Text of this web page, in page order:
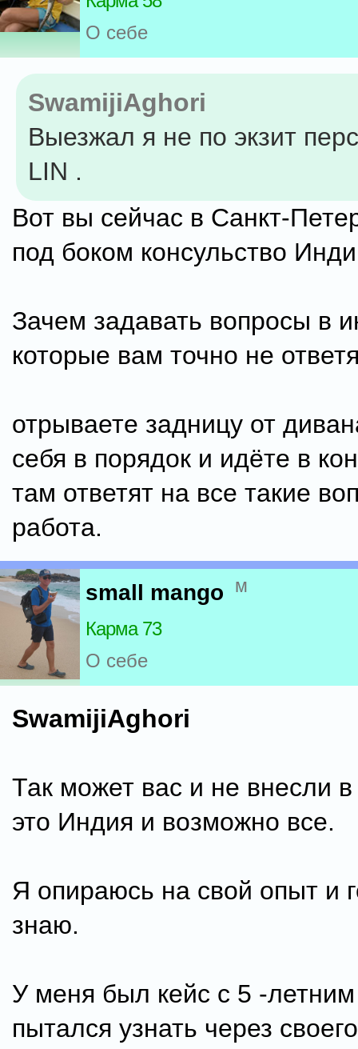
О себе
SwamijiAghori
Выезжал я не по экзит
LIN .
Вот вы сейчас в Санкт-
под боком консульство
Зачем задавать вопросы в
которые вам точно не
отрываете задницу от
себя в порядок и идёте в
там ответят на все такие
работа.
small mango м
Карма 73
О себе
SwamijiAghori
Так может вас и не внесли в
это Индия и возможно все.
Я опираюсь на свой опыт и
знаю.
У меня был кейс с 5 -
пытался узнать через